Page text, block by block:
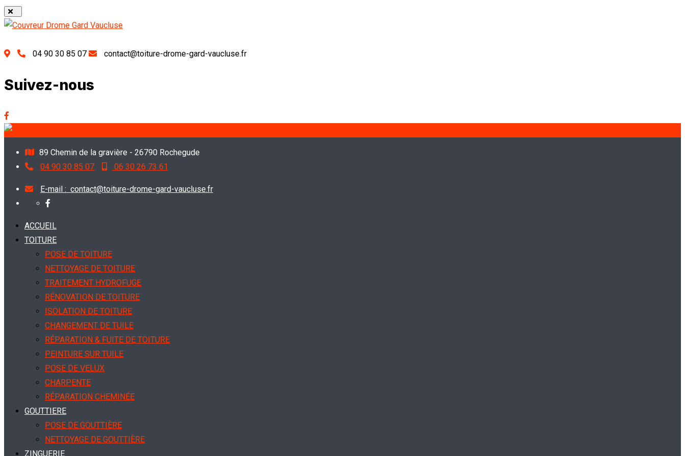
04 90 30 85 07 contact@toiture-drome-gard-vaucluse.fr
Suivez-nous
89 Chemin de la gravière - 26790 Rochegude
04 90 30 85 07
06 30 26 73 61
E-mail : contact@toiture-drome-gard-vaucluse.fr
ACCUEIL
TOITURE
POSE DE TOITURE
NETTOYAGE DE TOITURE
TRAITEMENT HYDROFUGE
RÉNOVATION DE TOITURE
ISOLATION DE TOITURE
CHANGEMENT DE TUILE
RÉPARATION & FUITE DE TOITURE
PEINTURE SUR TUILE
POSE DE VELUX
CHARPENTE
RÉPARATION CHEMINÉE
GOUTTIERE
POSE DE GOUTTIÈRE
NETTOYAGE DE GOUTTIÈRE
ZINGUERIE